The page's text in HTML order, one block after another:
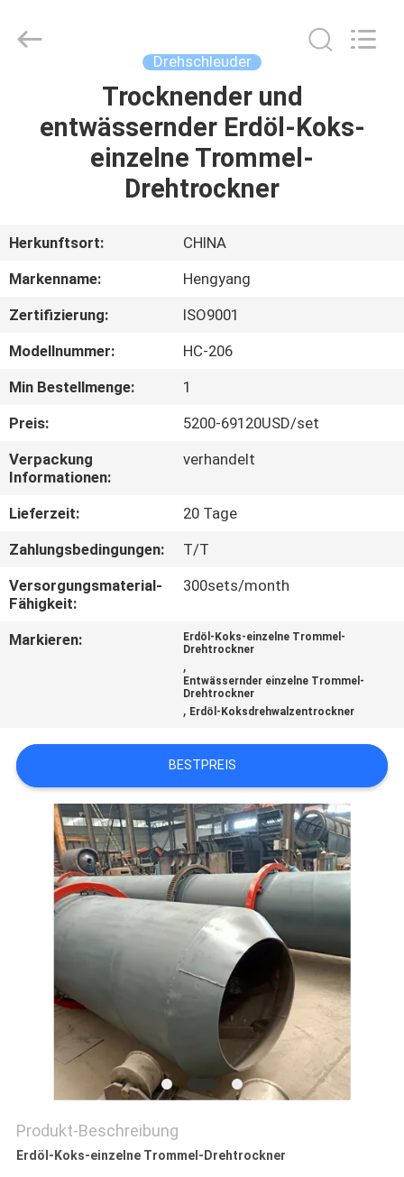
PRODUKTE
UNS
AUSFLUG
QUALITÄTSKONTROLLE
TRETEN
SIE
MIT
UNS
VERBINDUNG
SITEMAP
DATENSCHUTZRICHTLINIE
Industrial
Drehschleuder
Trocknender und
entwässernder Erdöl-Koks-
einzelne Trommel-
Drehtrockner
Herkunftsort:
CHINA
Markenname:
Hengyang
Zertifizierung:
ISO9001
Modellnummer:
HC-206
Min Bestellmenge:
1
Preis:
5200-69120USD/set
Verpackung
Informationen:
verhandelt
Lieferzeit:
20 Tage
Zahlungsbedingungen:
T/T
Versorgungsmaterial-
Fähigkeit:
300sets/month
Markieren:
Erdöl-Koks-einzelne Trommel-
Drehtrockner
,
Entwässernder einzelne Trommel-
Drehtrockner
, Erdöl-Koksdrehwalzentrockner
BESTPREIS
Produkt-Beschreibung
Erdöl-Koks-einzelne Trommel-Drehtrockner